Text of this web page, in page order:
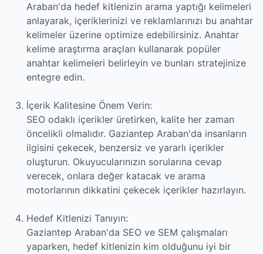
Araban'da hedef kitlenizin arama yaptığı kelimeleri
anlayarak, içeriklerinizi ve reklamlarınızı bu anahtar
kelimeler üzerine optimize edebilirsiniz. Anahtar
kelime araştırma araçları kullanarak popüler
anahtar kelimeleri belirleyin ve bunları stratejinize
entegre edin.
İçerik Kalitesine Önem Verin:
SEO odaklı içerikler üretirken, kalite her zaman
öncelikli olmalıdır. Gaziantep Araban'da insanların
ilgisini çekecek, benzersiz ve yararlı içerikler
oluşturun. Okuyucularınızın sorularına cevap
verecek, onlara değer katacak ve arama
motorlarının dikkatini çekecek içerikler hazırlayın.
Hedef Kitlenizi Tanıyın:
Gaziantep Araban'da SEO ve SEM çalışmaları
yaparken, hedef kitlenizin kim olduğunu iyi bir